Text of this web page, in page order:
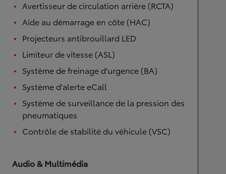
Avertisseur de circulation arrière (RCTA)
Aide au démarrage en côte (HAC)
Projecteurs antibrouillard LED
Limiteur de vitesse (ASL)
Système de freinage d'urgence (BA)
Système d'alerte eCall
Système de surveillance de la pression des
pneumatiques
Contrôle de stabilité du véhicule (VSC)
Audio & Multimédia